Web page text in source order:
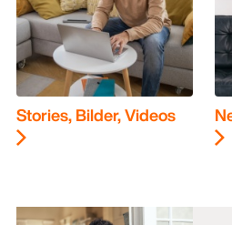
Stories, Bilder, Videos